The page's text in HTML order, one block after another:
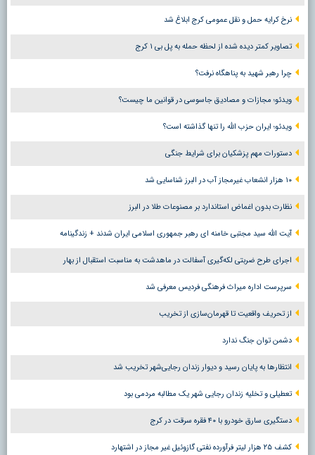
نرخ کرایه حمل و نقل عمومی کرج ابلاغ شد
تصاویر کمتر دیده شده از لحظه حمله به پل بی ۱ کرج
چرا رهبر شهید به پناهگاه نرفت؟
ویدئو؛ مجازات و مصادیق جاسوسی در قوانین ما چیست؟
ویدئو؛ ایران حزب الله را تنها گذاشته است؟
دستورات مهم پزشکیان برای شرایط جنگی
۱۰ هزار انشعاب غیرمجاز آب در البرز شناسایی شد
نظارت بدون اغماض استاندارد بر مصنوعات طلا در البرز
آیت الله سید مجتبی خامنه ای رهبر جمهوری اسلامی ایران شدند + زندگینامه
اجرای طرح ضربتی لکه‌گیری آسفالت در ماهدشت به مناسبت استقبال از بهار
سرپرست اداره میراث فرهنگی فردیس معرفی شد
از تحریف واقعیت تا قهرمان‌سازی از تخریب
دشمن توان جنگ ندارد
انتظارها به پایان رسید و دیوار زندان رجایی‌شهر تخریب شد
تعطیلی و تخلیه زندان رجایی شهر یک مطالبه مردمی بود
دستگیری سارق خودرو با ۴۰ فقره سرقت در کرج
کشف ۲۵ هزار لیتر فرآورده نفتی گازوئیل غیر مجاز در اشتهارد